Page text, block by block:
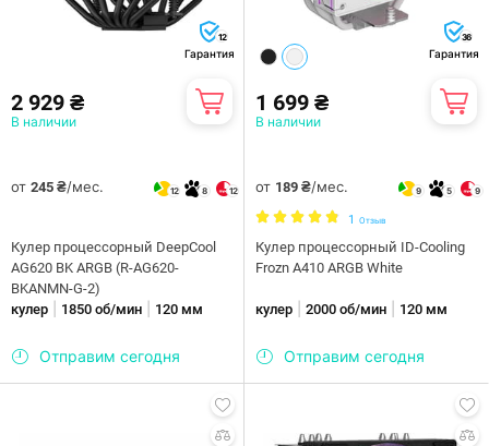
12
Гарантия
2 929 ₴
В наличии
от 245 ₴/мес. 12 8 12
Кулер процессорный DeepCool
AG620 BK ARGB (R-AG620-
BKANMN-G-2)
кулер
1850 об/мин 120 мм
Отправим сегодня
36
Гарантия
1 699 ₴
В наличии
от 189 ₴/мес. 9 5 9
1 Отзыв
Кулер процессорный ID-Cooling
Frozn A410 ARGB White
кулер 2000 об/мин 120 мм
Отправим сегодня